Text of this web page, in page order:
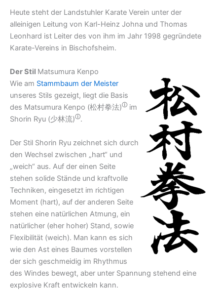
Heute steht der Landstuhler Karate Verein unter der
alleinigen Leitung von Karl-Heinz Johna und Thomas
Leonhard ist Leiter des von ihm im Jahr 1998 gegründete
Karate-Vereins in Bischofsheim.
Der Stil Matsumura Kenpo
Wie am Stammbaum der Meister
unseres Stils gezeigt, liegt die Basis
des Matsumura Kenpo (松村拳法)ⓘ im
Shorin Ryu (少林流)ⓘ.
Der Stil Shorin Ryu zeichnet sich durch
den Wechsel zwischen „hart“ und
„weich“ aus. Auf der einen Seite
stehen solide Stände und kraftvolle
Techniken, eingesetzt im richtigen
Moment (hart), auf der anderen Seite
stehen eine natürlichen Atmung, ein
natürlicher (eher hoher) Stand, sowie
Flexibilität (weich). Man kann es sich
wie den Ast eines Baumes vorstellen
der sich geschmeidig im Rhythmus
des Windes bewegt, aber unter Spannung stehend eine
explosive Kraft entwickeln kann.